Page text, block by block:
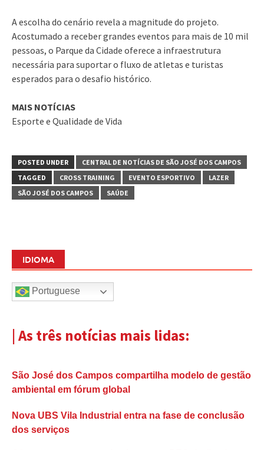
A escolha do cenário revela a magnitude do projeto.
Acostumado a receber grandes eventos para mais de 10 mil
pessoas, o Parque da Cidade oferece a infraestrutura
necessária para suportar o fluxo de atletas e turistas
esperados para o desafio histórico.
MAIS NOTÍCIAS
Esporte e Qualidade de Vida
POSTED UNDER
CENTRAL DE NOTÍCIAS DE SÃO JOSÉ DOS CAMPOS
TAGGED
CROSS TRAINING EVENTO ESPORTIVO
LAZER
SÃO JOSÉ DOS CAMPOS
SAÚDE
IDIOMA
Portuguese
| As três notícias mais lidas:
São José dos Campos compartilha modelo de gestão
ambiental em fórum global
Nova UBS Vila Industrial entra na fase de conclusão
dos serviços